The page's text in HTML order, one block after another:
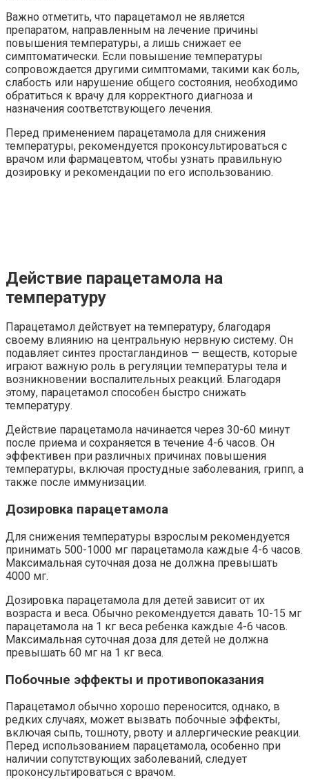
Важно отметить, что парацетамол не является
препаратом, направленным на лечение причины
повышения температуры, а лишь снижает ее
симптоматически. Если повышение температуры
сопровождается другими симптомами, такими как боль,
слабость или нарушение общего состояния, необходимо
обратиться к врачу для корректного диагноза и
назначения соответствующего лечения.
Перед применением парацетамола для снижения
температуры, рекомендуется проконсультироваться с
врачом или фармацевтом, чтобы узнать правильную
дозировку и рекомендации по его использованию.
Действие парацетамола на
температуру
Парацетамол действует на температуру, благодаря
своему влиянию на центральную нервную систему. Он
подавляет синтез простагландинов — веществ, которые
играют важную роль в регуляции температуры тела и
возникновении воспалительных реакций. Благодаря
этому, парацетамол способен быстро снижать
температуру.
Действие парацетамола начинается через 30-60 минут
после приема и сохраняется в течение 4-6 часов. Он
эффективен при различных причинах повышения
температуры, включая простудные заболевания, грипп, а
также после иммунизации.
Дозировка парацетамола
Для снижения температуры взрослым рекомендуется
принимать 500-1000 мг парацетамола каждые 4-6 часов.
Максимальная суточная доза не должна превышать
4000 мг.
Дозировка парацетамола для детей зависит от их
возраста и веса. Обычно рекомендуется давать 10-15 мг
парацетамола на 1 кг веса ребенка каждые 4-6 часов.
Максимальная суточная доза для детей не должна
превышать 60 мг на 1 кг веса.
Побочные эффекты и противопоказания
Парацетамол обычно хорошо переносится, однако, в
редких случаях, может вызвать побочные эффекты,
включая сыпь, тошноту, рвоту и аллергические реакции.
Перед использованием парацетамола, особенно при
наличии сопутствующих заболеваний, следует
проконсультироваться с врачом.